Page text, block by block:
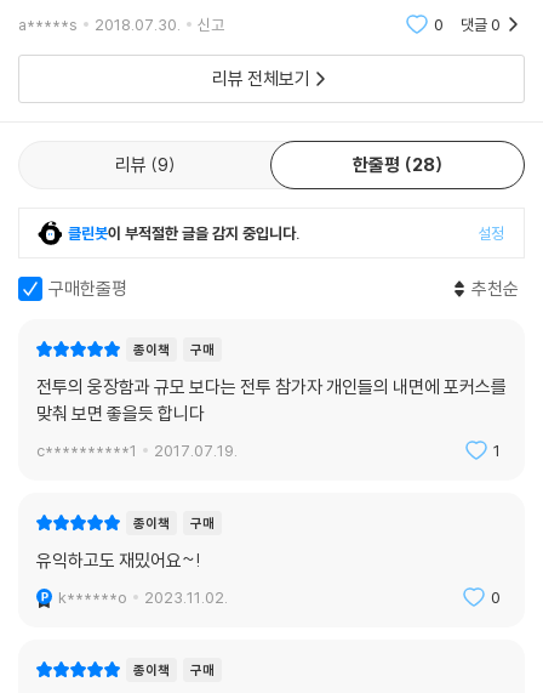
정신의 우위기(1450~1740년) vs 육체의 반란기(1740~1865년),
인문주의 혁명을 기점으로 전쟁을 이해하는 방식이 달라지는데, 저자는 그
시기를 정신의 우위기(1450∼1740년)와 육체의 반란기(1740∼1865
정신의 우위기에 전쟁 경험담은 주로 중간 계급이나 고위급 지휘관으로 복
런데 수많은 전투를 묘사하며 살인의 격정과 승리의 환희는 물론 죽음과
감정을 얻거나 고양된 각성 상태에 도달했다는 내용은 찾아보기 힘들다.
이는 전투원의 개종 경험담이나 영적 자서전, 군인 성자의 성인 열전 등도
마찬가지다. 종교인들은 명백히 종교적 측면에서 전쟁을 해석하고, 전쟁이
라는 사건에서 신의 메시지를 읽어내려 했다. 패배와 부상을 신이 분노한
인 전쟁 경험에서는 신의 메시지나 그 어떤 메시지도 읽어내려 하지 않았
다.
저자는 그 이유가 지식을 얻는 방법의 차이에 있다고 설명한다. 이 시기에
그렇다면 육체의 반란기에는 어떨까? 1740~1865년, 이 시기에는 전쟁
책은 역사와 함께 자세히 설명이 되어있어 역사학자 혹은 인류학자가 아니
a*****s 2018.07.30. 신고 0 댓글0
리뷰 전체보기
리뷰 9 한줄평 28
클린봇이 부적절한 글을 감지 중입니다. 설정
구매한줄평 추천순
종이책 구매
전투의 웅장함과 규모 보다는 전투 참가자 개인들의 내면에 포커스를
맞춰 보면 좋을듯 합니다
c**********1 2017.07.19. 1
종이책 구매
유익하고도 재밌어요~!
k******o 2023.11.02. 0
종이책 구매